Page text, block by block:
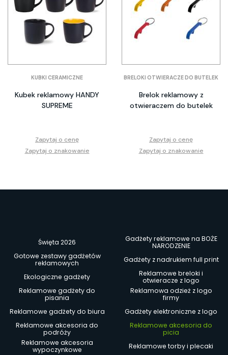
KUBKI CERAMICZNE
Kubek reklamowy HANDY
SUPREME
Zapytaj o cenę
Zapytaj o znakowanie
BRELOKI OTWIERACZE DO BUTELEK
Brelok reklamowy z
otwieraczem do butelek
Zapytaj o cenę
Zapytaj o znakowanie
Święta 2026
Gadżety reklamowe na BOŻE
NARODZENIE
Gotowe zestawy gadżetów
reklamowych
Gadżety z nadrukiem full print
Ekologiczne gadżety
Reklamowe breloki i
otwieracze z logo
Reklamowe gadżety do
pisania
Reklamowa odzież z logo
firmy
Reklamowe gadżety do biura
Gadżety elektroniczne z logo
Reklamowe akcesoria do
podróży
Reklamowe akcesoria do
picia
Reklamowe akcesoria
wypoczynkowe
Reklamowe torby i plecaki